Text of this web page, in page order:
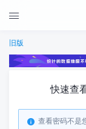

旧版
快速查
查看密码不是